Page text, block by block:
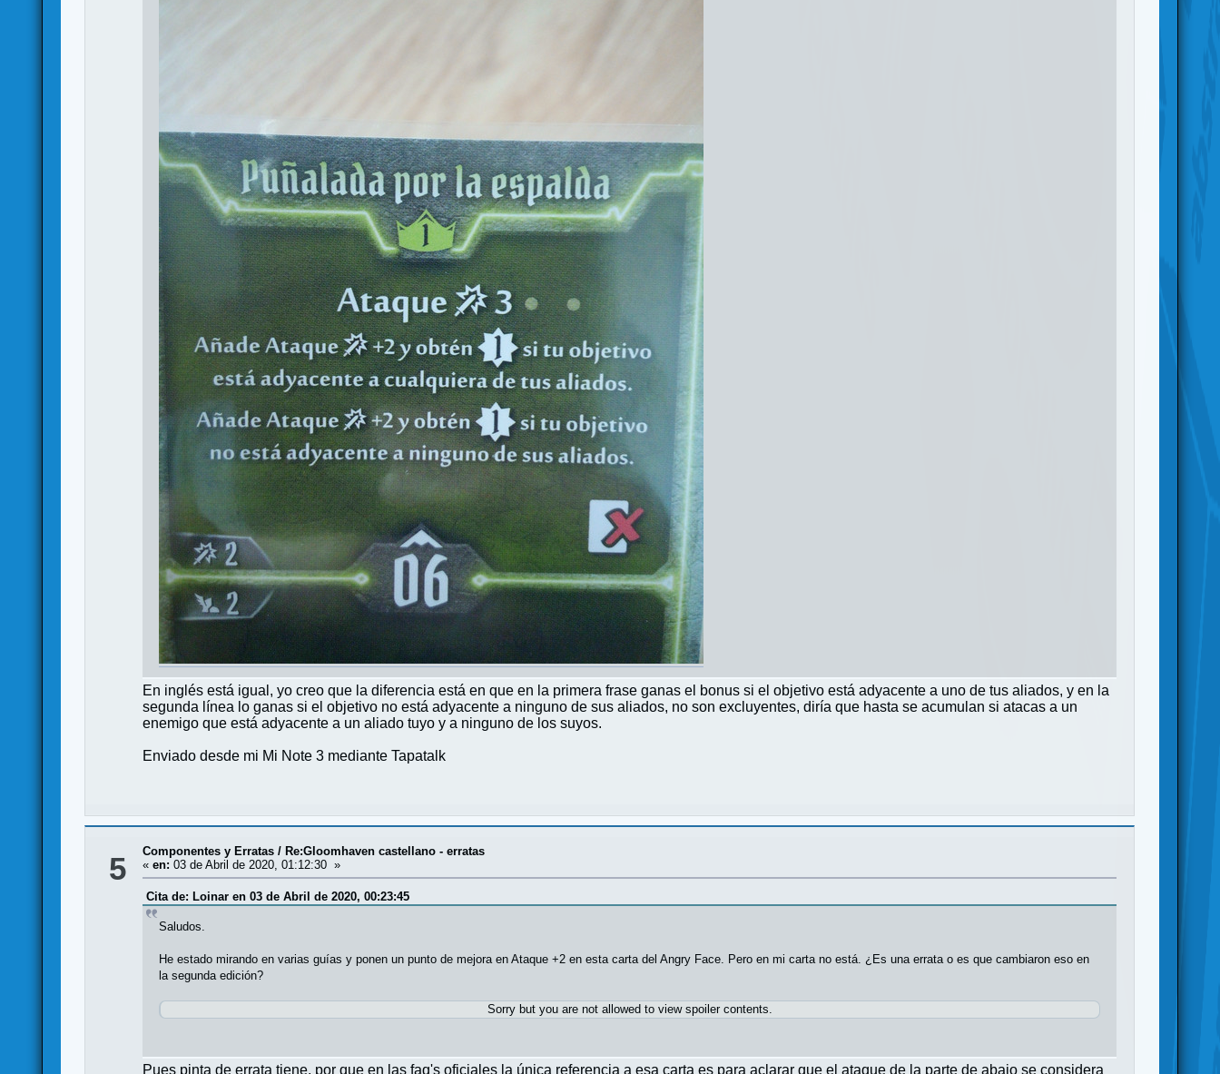
En inglés está igual, yo creo que la diferencia está en que en la primera frase ganas el bonus si el objetivo está adyacente a uno de tus aliados, y en la
segunda línea lo ganas si el objetivo no está adyacente a ninguno de sus aliados, no son excluyentes, diría que hasta se acumulan si atacas a un
enemigo que está adyacente a un aliado tuyo y a ninguno de los suyos.
Enviado desde mi Mi Note 3 mediante Tapatalk
5 Componentes y Erratas /Re:Gloomhaven castellano - erratas
«en: 03 de Abril de 2020, 01:12:30 »
Cita de: Loinar en 03 de Abril de 2020, 00:23:45
Saludos.
He estado mirando en varias guías y ponen un punto de mejora en Ataque +2 en esta carta del Angry Face. Pero en mi carta no está. ¿Es una errata o es que cambiaron eso en
la segunda edición?
Sorry but you are not allowed to view spoiler contents.
Pues pinta de errata tiene, por que en las faq's oficiales la única referencia a esa carta es para aclarar que el ataque de la parte de abajo se considera